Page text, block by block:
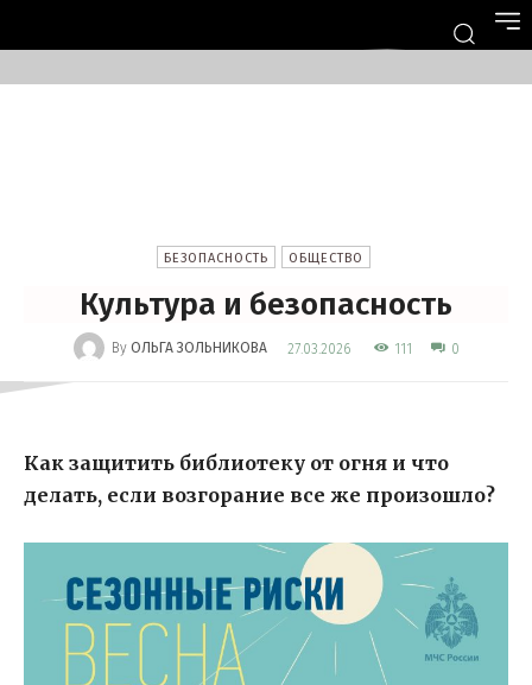
БЕЗОПАСНОСТЬ ОБЩЕСТВО
Культура и безопасность
By ОЛЬГА ЗОЛЬНИКОВА 27.03.2026 111 0
Как защитить библиотеку от огня и что
делать, если возгорание все же произошло?